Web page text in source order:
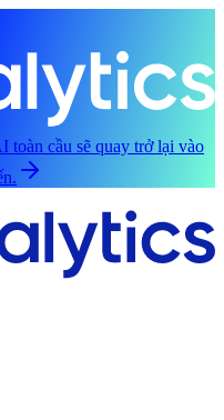
toàn cầu sẽ quay trở lại vào